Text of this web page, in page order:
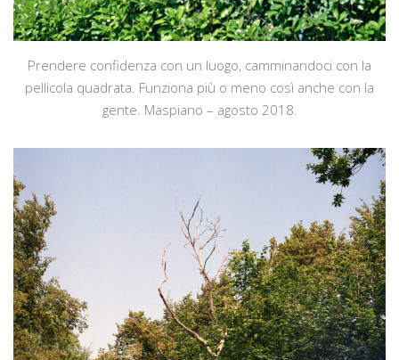
Prendere confidenza con un luogo, camminandoci con la
pellicola quadrata. Funziona più o meno così anche con la
gente. Maspiano – agosto 2018.